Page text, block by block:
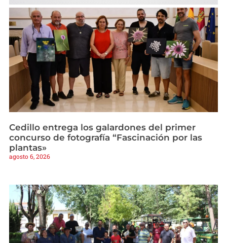
Cedillo entrega los galardones del primer
concurso de fotografía “Fascinación por las
plantas»
agosto 6, 2026